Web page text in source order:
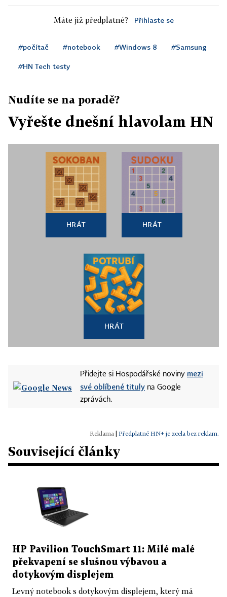
Máte již předplatné? Přihlaste se
#počítač #notebook #Windows 8 #Samsung
#HN Tech testy
Nudíte se na poradě?
Vyřešte dnešní hlavolam HN
HRÁT HRÁT
HRÁT
Přidejte si Hospodářské noviny mezi
své oblíbené tituly na Google
zprávách.
Předplatné HN+ je zcela bez reklam.
Související články
HP Pavilion TouchSmart 11: Milé malé
překvapení se slušnou výbavou a
dotykovým displejem
Levný notebook s dotykovým displejem, který má